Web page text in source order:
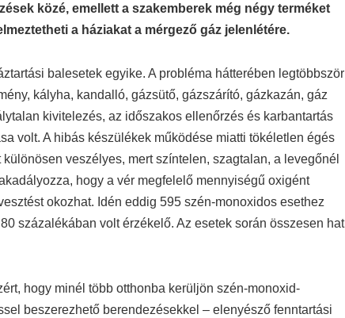
közé, emellett a szakemberek még négy terméket
a háziakat a mérgező gáz jelenlétére.
balesetek egyike. A probléma hátterében legtöbbször
kályha, kandalló, gázsütő, gázszárító, gázkazán, gáz
kivitelezés, az időszakos ellenőrzés és karbantartás
volt. A hibás készülékek működése miatti tökéletlen égés
veszélyes, mert színtelen, szagtalan, a levegőnél
hogy a vér megfelelő mennyiségű oxigént
okozhat. Idén eddig 595 szén-monoxidos esethez
százalékában volt érzékelő. Az esetek során összesen hat
hogy minél több otthonba kerüljön szén-monoxid-
beszerezhető berendezésekkel – elenyésző fenntartási